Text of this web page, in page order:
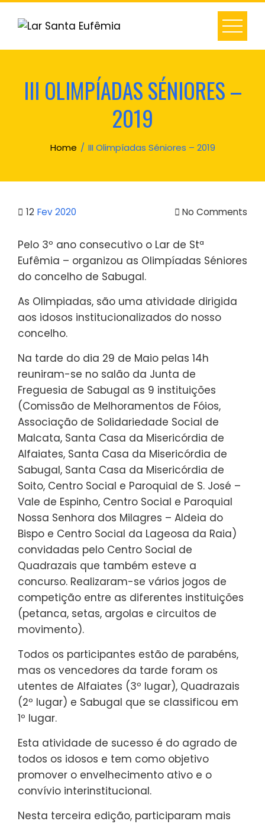
Skip
III OLIMPÍADAS SÉNIORES –
2019
Home III Olimpíadas Séniores – 2019
12 Fev 2020 No Comments
Pelo 3º ano consecutivo o Lar de Stª
Eufêmia – organizou as Olimpíadas Séniores
do concelho de Sabugal.
As Olimpiadas, são uma atividade dirigida
aos idosos institucionalizados do nosso
concelho.
Na tarde do dia 29 de Maio pelas 14h
reuniram-se no salão da Junta de
Freguesia de Sabugal as 9 instituições
(Comissão de Melhoramentos de Fóios,
Associação de Solidariedade Social de
Malcata, Santa Casa da Misericórdia de
Alfaiates, Santa Casa da Misericórdia de
Sabugal, Santa Casa da Misericórdia de
Soito, Centro Social e Paroquial de S. José –
Vale de Espinho, Centro Social e Paroquial
Nossa Senhora dos Milagres – Aldeia do
Bispo e Centro Social da Lageosa da Raia)
convidadas pelo Centro Social de
Quadrazais que também esteve a
concurso. Realizaram-se vários jogos de
competição entre as diferentes instituições
(petanca, setas, argolas e circuitos de
movimento).
Todos os participantes estão de parabéns,
mas os vencedores da tarde foram os
utentes de Alfaiates (3º lugar), Quadrazais
(2º lugar) e Sabugal que se classificou em
1º lugar.
Esta atividade de sucesso é do agrado de
todos os idosos e tem como objetivo
promover o envelhecimento ativo e o
convívio interinstitucional.
Nesta terceira edição, participaram mais